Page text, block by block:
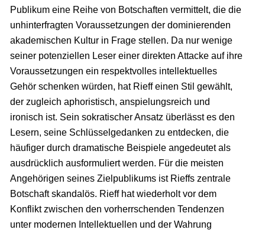
Publikum eine Reihe von Botschaften vermittelt, die die
unhinterfragten Voraussetzungen der dominierenden
akademischen Kultur in Frage stellen. Da nur wenige
seiner potenziellen Leser einer direkten Attacke auf ihre
Voraussetzungen ein respektvolles intellektuelles
Gehör schenken würden, hat Rieff einen Stil gewählt,
der zugleich aphoristisch, anspielungsreich und
ironisch ist. Sein sokratischer Ansatz überlässt es den
Lesern, seine Schlüsselgedanken zu entdecken, die
häufiger durch dramatische Beispiele angedeutet als
ausdrücklich ausformuliert werden. Für die meisten
Angehörigen seines Zielpublikums ist Rieffs zentrale
Botschaft skandalös. Rieff hat wiederholt vor dem
Konflikt zwischen den vorherrschenden Tendenzen
unter modernen Intellektuellen und der Wahrung